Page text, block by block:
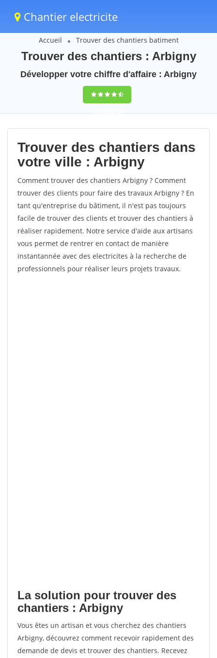
Chantier electricite
Accueil Trouver des chantiers batiment
Trouver des chantiers : Arbigny
Développer votre chiffre d'affaire : Arbigny
9,5(100%)61
votes
Trouver des chantiers dans
votre ville : Arbigny
Comment trouver des chantiers Arbigny ? Comment
trouver des clients pour faire des travaux Arbigny ? En
tant qu'entreprise du bâtiment, il n'est pas toujours
facile de trouver des clients et trouver des chantiers à
réaliser rapidement. Notre service d'aide aux artisans
vous permet de rentrer en contact de manière
instantannée avec des electricites à la recherche de
professionnels pour réaliser leurs projets travaux.
La solution pour trouver des
chantiers : Arbigny
Vous êtes un artisan et vous cherchez des chantiers
Arbigny, découvrez comment recevoir rapidement des
demande de devis et trouver des chantiers. Recevez